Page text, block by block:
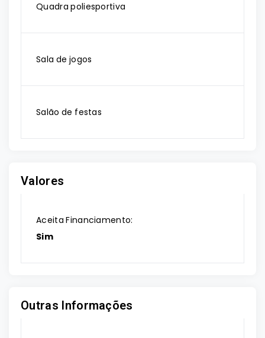
Quadra poliesportiva
Sala de jogos
Salão de festas
Valores
Aceita Financiamento:
Sim
Outras Informações